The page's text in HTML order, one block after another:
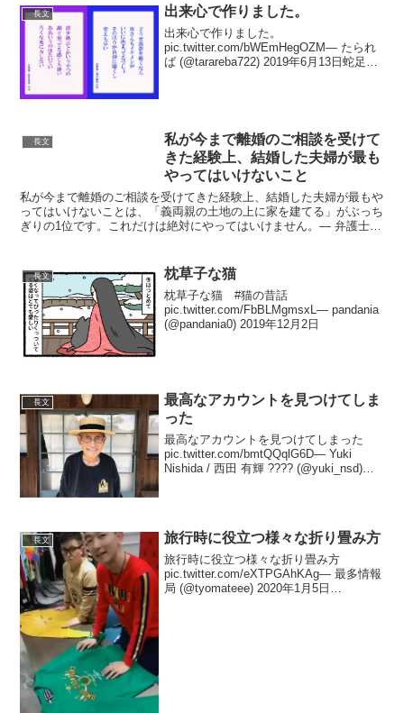
長文 出来心で作りました。
出来心で作りました。
pic.twitter.com/bWEmHegOZM— たられ
ば (@tarareba722) 2019年6月13日蛇足。
長文
私が今まで離婚のご相談を受けて
きた経験上、結婚した夫婦が最も
やってはいけないこと
私が今まで離婚のご相談を受けてきた経験上、結婚した夫婦が最もや
ってはいけないことは、「義両親の土地の上に家を建てる」がぶっち
ぎりの1位です。これだけは絶対にやってはいけません。— 弁護士中
長文 枕草子な猫
枕草子な猫 #猫の昔話
pic.twitter.com/FbBLMgmsxL— pandania
(@pandania0) 2019年12月2日
長文
最高なアカウントを見つけてしま
った
最高なアカウントを見つけてしまった
pic.twitter.com/bmtQQqlG6D— Yuki
Nishida / 西田 有輝 ???? (@yuki_nsd)
長文 旅行時に役立つ様々な折り畳み方
旅行時に役立つ様々な折り畳み方
pic.twitter.com/eXTPGAhKAg— 最多情報
局 (@tyomateee) 2020年1月5日